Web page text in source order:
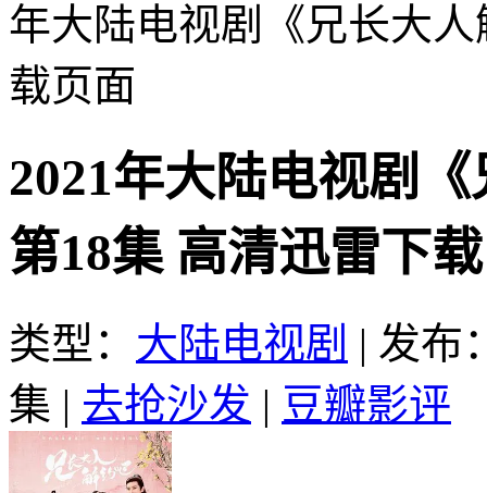
年大陆电视剧《兄长大
载页面
2021年大陆电视剧
第18集 高清迅雷下载
类型： 大陆电视剧 | 发布
集 | 去抢沙发 | 豆瓣影评